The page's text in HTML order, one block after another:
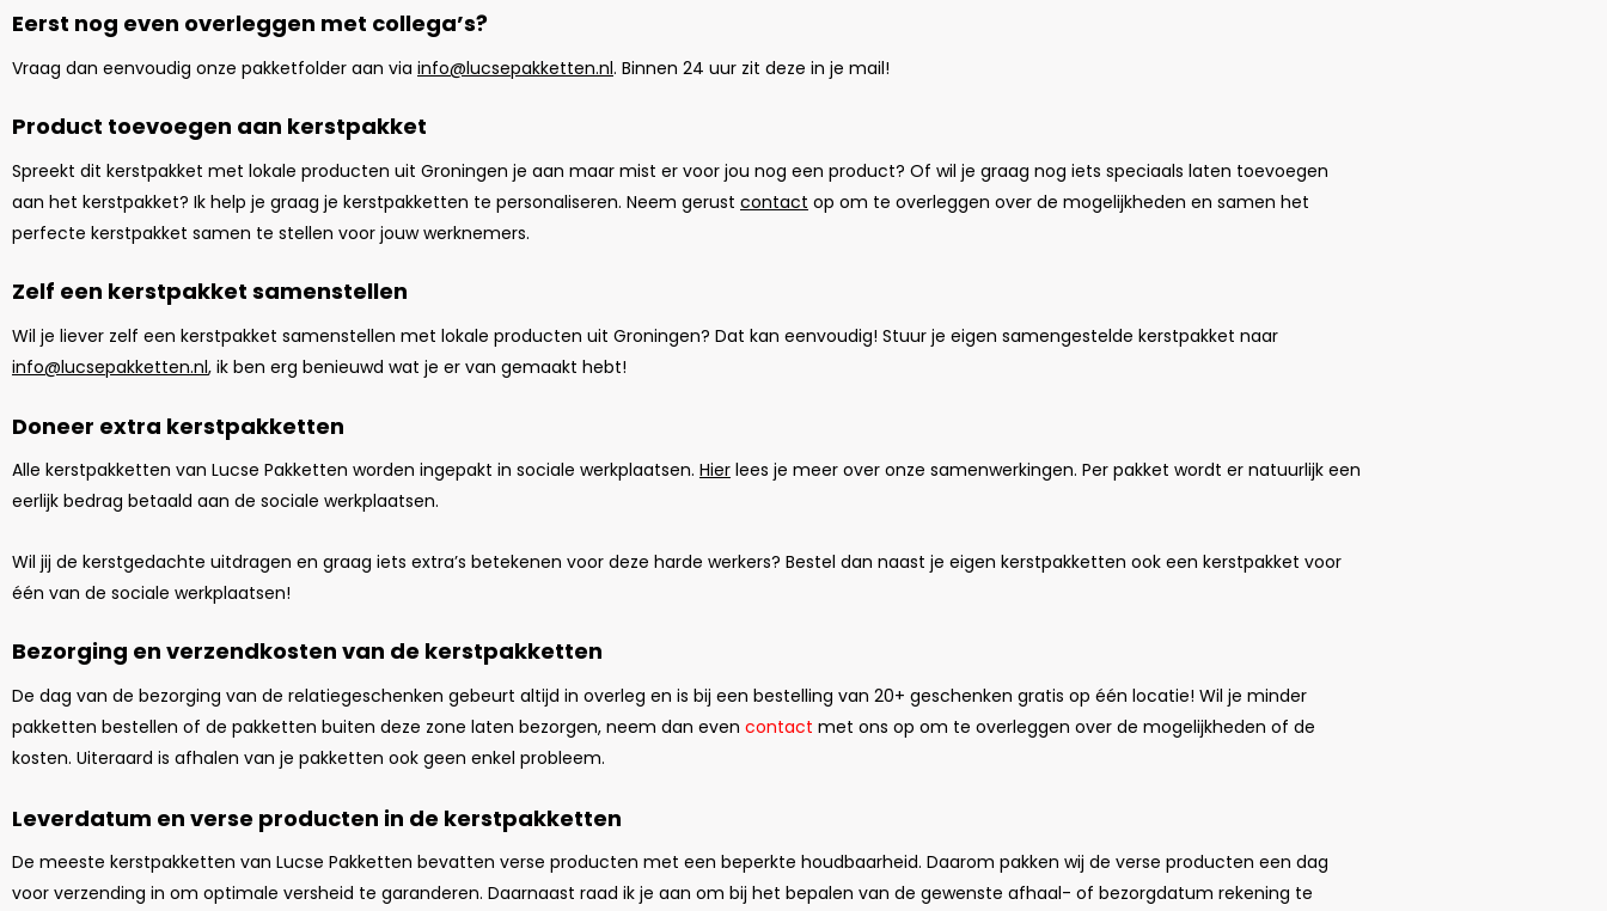
Eerst nog even overleggen met collega’s?
Vraag dan eenvoudig onze pakketfolder aan via info@lucsepakketten.nl. Binnen 24 uur zit deze in je mail!
Product toevoegen aan kerstpakket
Spreekt dit kerstpakket met lokale producten uit Groningen je aan maar mist er voor jou nog een product? Of wil je graag nog iets speciaals laten toevoegen
aan het kerstpakket? Ik help je graag je kerstpakketten te personaliseren. Neem gerust contact op om te overleggen over de mogelijkheden en samen het
perfecte kerstpakket samen te stellen voor jouw werknemers.
Zelf een kerstpakket samenstellen
Wil je liever zelf een kerstpakket samenstellen met lokale producten uit Groningen? Dat kan eenvoudig! Stuur je eigen samengestelde kerstpakket naar
info@lucsepakketten.nl, ik ben erg benieuwd wat je er van gemaakt hebt!
Doneer extra kerstpakketten
Alle kerstpakketten van Lucse Pakketten worden ingepakt in sociale werkplaatsen. Hier lees je meer over onze samenwerkingen. Per pakket wordt er natuurlijk een
eerlijk bedrag betaald aan de sociale werkplaatsen.
Wil jij de kerstgedachte uitdragen en graag iets extra’s betekenen voor deze harde werkers? Bestel dan naast je eigen kerstpakketten ook een kerstpakket voor
één van de sociale werkplaatsen!
Bezorging en verzendkosten van de kerstpakketten
De dag van de bezorging van de relatiegeschenken gebeurt altijd in overleg en is bij een bestelling van 20+ geschenken gratis op één locatie! Wil je minder
pakketten bestellen of de pakketten buiten deze zone laten bezorgen, neem dan even contact met ons op om te overleggen over de mogelijkheden of de
kosten. Uiteraard is afhalen van je pakketten ook geen enkel probleem.
Leverdatum en verse producten in de kerstpakketten
De meeste kerstpakketten van Lucse Pakketten bevatten verse producten met een beperkte houdbaarheid. Daarom pakken wij de verse producten een dag
voor verzending in om optimale versheid te garanderen. Daarnaast raad ik je aan om bij het bepalen van de gewenste afhaal- of bezorgdatum rekening te